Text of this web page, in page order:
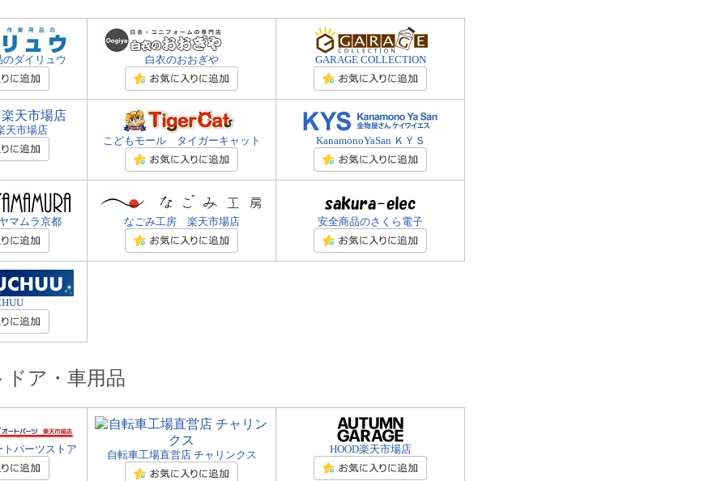
ダイリュウ 白衣のおおぎや GARAGE COLLECTION
天市場店
こどもモール タイガーキャット
KanamonoYaSan ＫＹＳ
マムラ京都 なごみ工房 楽天市場店 安全商品のさくら電子
ドア・車用品
パーツストア 自転車工場直営店 チャリンクス HOOD楽天市場店